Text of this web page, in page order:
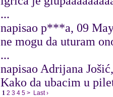
...
napisao p***a, 09
ne mogu da uturam
...
napisao Adrijana
Kako da ubacim u
1 2 3 4 5 > Last ›